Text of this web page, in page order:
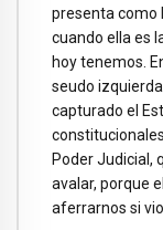
presenta como
cuando ella es
hoy tenemos.
seudo
capturado el
Poder Judicial,
avalar, porque
aferrarnos si